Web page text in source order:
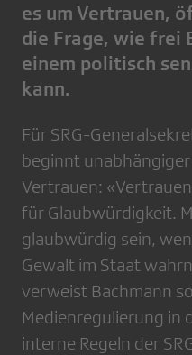
es um Vertrauen,
die Frage, wie frei
einem politisch
kann.
Für SRG-
beginnt
Vertrauen:
für Glaubwürdigkeit.
glaubwürdig sein,
Gewalt im Staat
verweist Bachmann
Medienregulierung in
interne Regeln der